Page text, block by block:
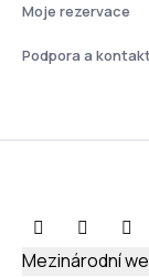
Moje rezervace
Podpora a
Mezinárodní